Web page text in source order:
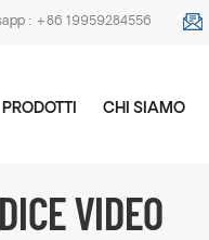
: +86 19959284556
PRODOTTI CHI SIAMO
VIDEO